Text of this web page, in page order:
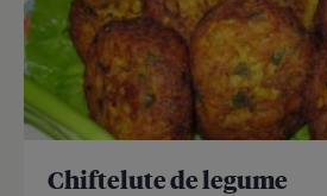
Chiftelute de legume